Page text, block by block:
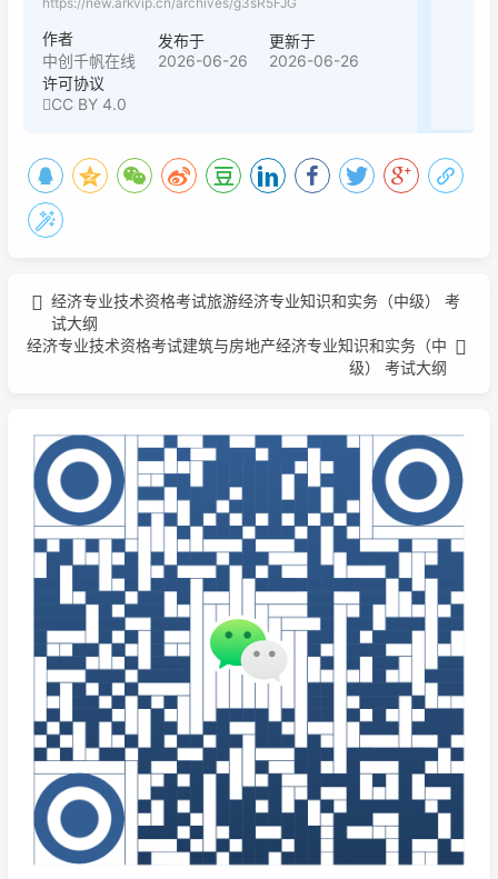
作者
中创千帆在线
发布于
2026-06-26
更新于
2026-06-26
许可协议
CC BY 4.0
经济专业技术资格考试旅游经济专业知识和实务（中级） 考
试大纲
经济专业技术资格考试建筑与房地产经济专业知识和实务（中
级） 考试大纲